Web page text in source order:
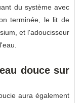
du système avec
terminée, le lit de
et l'adoucisseur
douce sur
aura également